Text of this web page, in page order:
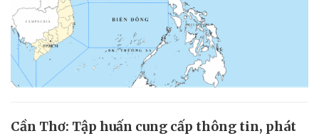
Cần Thơ: Tập huấn cung cấp thông tin, phát